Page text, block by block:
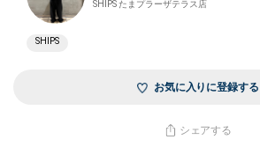
SHIPS たまプラーザテラス店
SHIPS
お気に入りに登録する
シェアする